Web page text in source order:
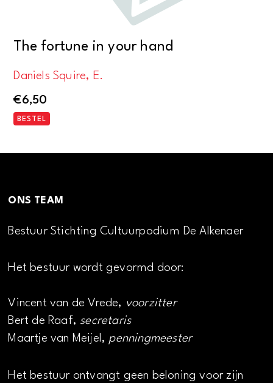
The fortune in your hand
Daniels Squire, E.
€6,50
BESTEL
ONS TEAM
Bestuur Stichting Cultuurpodium De Alkenaer
Het bestuur wordt gevormd door:
Vincent van de Vrede, voorzitter
Bert de Raaf, secretaris
Maartje van Meijel, penningmeester
Het bestuur ontvangt geen beloning voor zijn